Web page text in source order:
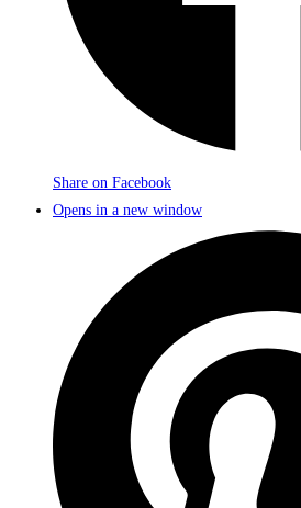
Share on Facebook
Opens in a new window